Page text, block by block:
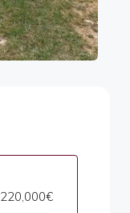
220,000€